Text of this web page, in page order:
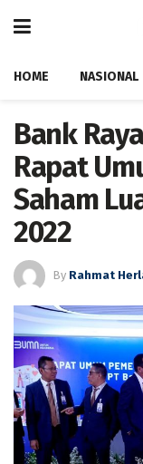
HOME NASIONAL
Bank
Rapat
Saham
2022
By Rahmat